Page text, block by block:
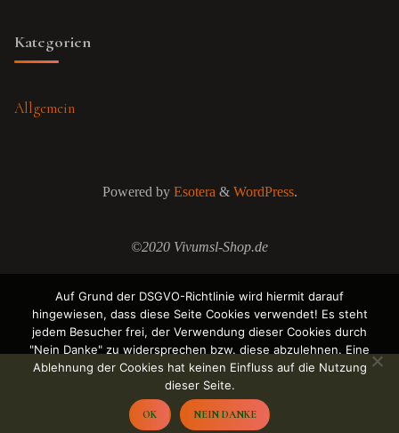
Kategorien
Allgemein
Powered byEsotera& WordPress.
©2020 Vivumsl-Shop.de
Auf Grund der DSGVO-Richtlinie wird hiermit darauf
hingewiesen, dass diese Seite Cookies verwendet! Es steht
jedem Besucher frei, der Verwendung dieser Cookies durch
"Nein Danke" zu widersprechen bzw. diese abzulehnen. Eine
Ablehnung der Cookies hat keinen Einfluss auf die Nutzung
dieser Seite.
OK NEIN DANKE